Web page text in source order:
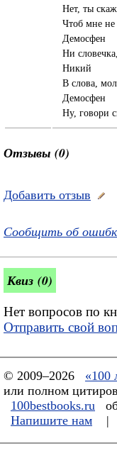
Нет, ты
Чтоб мне не
Демосфен
Ни
Никий
В слова,
Демосфен
Ну, говори
Отзывы (0)
Добавить отзыв
Сообщить об
Квиз (0)
Нет вопросов по
Отправить свой
© 2009–2026 «100
или полном
100bestbooks.ru
Напишите нам
|